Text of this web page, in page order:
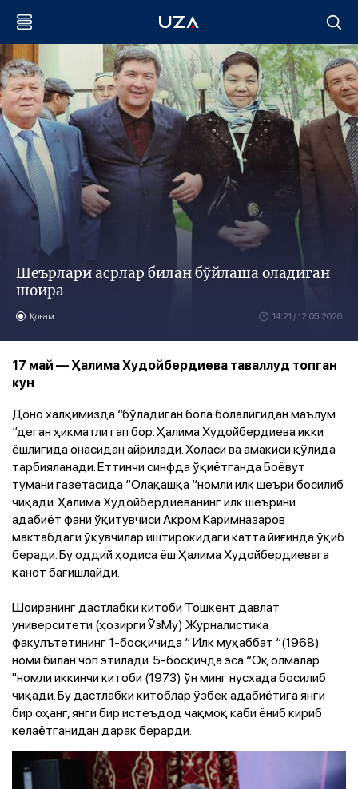
Шеърлари асрлар билан бўйлаша оладиган
шоира
Қоғам 14:21 / 12.05.2026
17 май — Ҳалима Худойбердиева таваллуд топган
кун
Доно халқимизда “бўладиган бола болалигидан маълум
“деган ҳикматли гап бор. Ҳалима Худойбердиева икки
ёшлигида онасидан айрилади. Холаси ва амакиси қўлида
тарбияланади. Еттинчи синфда ўқиётганда Боёвут
тумани газетасида “Олақашқа “номли илк шеъри босилиб
чиқади. Ҳалима Худойбердиеванинг илк шеърини
адабиёт фани ўқитувчиси Акром Каримназаров
мактабдаги ўқувчилар иштирокидаги катта йиғинда ўқиб
беради. Бу оддий ҳодиса ёш Ҳалима Худойбердиевага
қанот бағишлайди.
Шоиранинг дастлабки китоби Тошкент давлат
университети (ҳозирги ЎзМу) Журналистика
факулътетининг 1-босқичида “ Илк муҳаббат “(1968)
номи билан чоп этилади. 5-босқичда эса “Оқ олмалар
"номли иккинчи китоби (1973) ўн минг нусхада босилиб
чиқади. Бу дастлабки китоблар ўзбек адабиётига янги
бир оҳанг, янги бир истеъдод чақмоқ каби ёниб кириб
келаётганидан дарак берарди.